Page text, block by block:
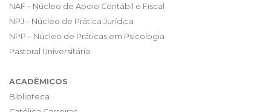
NAF – Núcleo de Apoio Contábil e Fiscal
NPJ – Núcleo de Prática Jurídica
NPP – Núcleo de Práticas em Psicologia
Pastoral Universitária
ACADÊMICOS
Biblioteca